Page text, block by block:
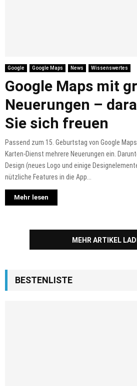
Google Google Maps News Wissenswertes
Google Maps mit
Neuerungen –
Sie sich freuen
Passend zum 15. Geburtstag von Google
Karten-Dienst mehrere Neuerungen ein.
Design (neues Logo und einige
nützliche Features in die App...
Mehr lesen
MEHR ARTIKEL
BESTENLISTE